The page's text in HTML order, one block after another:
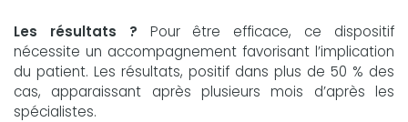
Les résultats ? Pour être efficace, ce dispositif
nécessite un accompagnement favorisant l’implication
du patient. Les résultats, positif dans plus de 50 % des
cas, apparaissant après plusieurs mois d’après les
spécialistes.